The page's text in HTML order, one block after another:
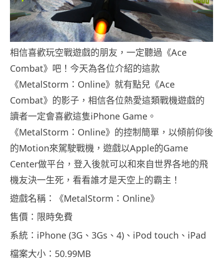
相信喜歡玩空戰遊戲的朋友，一定聽過《Ace
Combat》吧！今天為各位介紹的這款
《MetalStorm：Online》就有點兒《Ace
Combat》的影子，相信各位熱愛這類戰機遊戲的
讀者一定會喜歡這隻iPhone Game。
《MetalStorm：Online》的控制簡單，以傾前仰後
的Motion來駕駛戰機，遊戲以Apple的Game
Center做平台，登入後就可以和來自世界各地的飛
機友決一生死，看看誰才是天空上的霸主！
遊戲名稱：《MetalStorm：Online》
售價：限時免費
系統：iPhone (3G、3Gs、4)、iPod touch、iPad
檔案大小：50.99MB